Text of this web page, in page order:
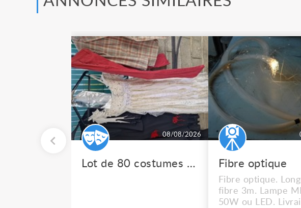
08/08/2026
Lot de 80 costumes de scène pro Fibre optique
Fibre optique.
fibre 3m. Lampe
50W ou LED.